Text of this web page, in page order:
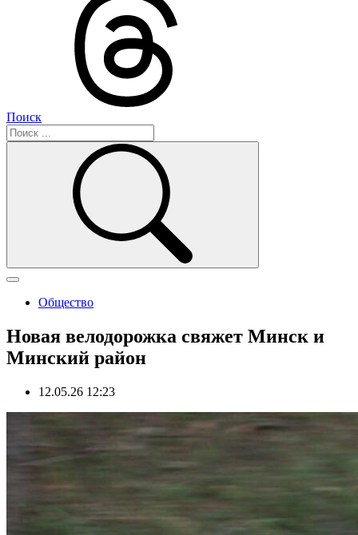
Поиск
Общество
Новая велодорожка свяжет Минск и
Минский район
12.05.26 12:23